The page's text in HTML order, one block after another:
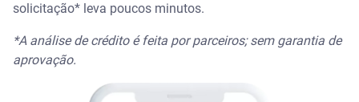
solicitação* leva poucos minutos.
*A análise de crédito é feita por parceiros; sem garantia de
aprovação.